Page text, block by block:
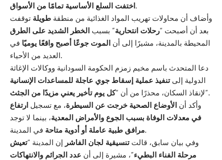
اختفت السلع الأساسية تمامًا من الأسواق.
وأضاف أن محاولات تهريب المواد الغذائية من منطقة طويلة توقفت
بعد أن أصبحت “رحلات انتحارية” بسبب الخطر الشديد على الطرق
المحيطة بالمدينة، مشيرًا إلى أن الموت جوعًا أصبح واقعًا يوميًا في
العديد من الأحياء.
دعا المتحدث باسم مخيم زمزم الحكومة السودانية ووكالات الإغاثة
الدولية إلىتنفيذ عملية إسقاط جوي عاجلة للمساعدات الإنسانية
لإنقاذ السكان، محذرًا من أن “كل يوم تأخير يعني مزيدًا من الجثث
”.
وأكد أن الأوضاع الصحية خرجت عن السيطرة، مع تسجيل ارتفاع
في معدلات الوفاة بسبب الجوع والأمراض المعدية، بينما لا توجد
مرافق طبية عاملة أو أدوية متاحةفي المدينة.
وفي بيان سابق، قالتتنسيقية لجان الفاشر إن المدينة “تعيش
مرحلة الفناء البطيء”، مشيرة إلى أن عدد الجرائم والانتهاكات